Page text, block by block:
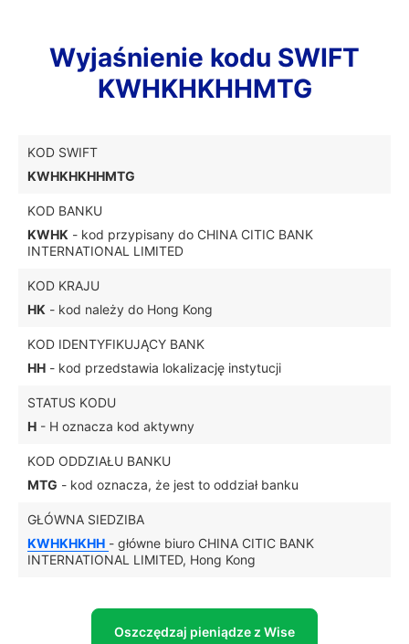
Wyjaśnienie kodu SWIFT
KWHKHKHHMTG
KOD SWIFT
KWHKHKHHMTG
KOD BANKU
KWHK - kod przypisany do CHINA CITIC BANK
INTERNATIONAL LIMITED
KOD KRAJU
HK - kod należy do Hong Kong
KOD IDENTYFIKUJĄCY BANK
HH - kod przedstawia lokalizację instytucji
STATUS KODU
H - H oznacza kod aktywny
KOD ODDZIAŁU BANKU
MTG - kod oznacza, że jest to oddział banku
GŁÓWNA SIEDZIBA
KWHKHKHH - główne biuro CHINA CITIC BANK
INTERNATIONAL LIMITED, Hong Kong
Oszczędzaj pieniądze z Wise